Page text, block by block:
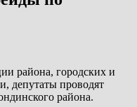
района, городских и
депутаты проводят
района.